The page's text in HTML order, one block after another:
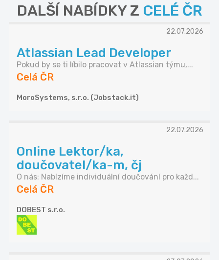
DALŠÍ NABÍDKY Z CELÉ ČR
22.07.2026
Atlassian Lead Developer
Pokud by se ti líbilo pracovat v Atlassian týmu,...
Celá ČR
MoroSystems, s.r.o. (Jobstack.it)
22.07.2026
Online Lektor/ka,
doučovatel/ka-m, čj
O nás: Nabízíme individuální doučování pro každ...
Celá ČR
DOBEST s.r.o.